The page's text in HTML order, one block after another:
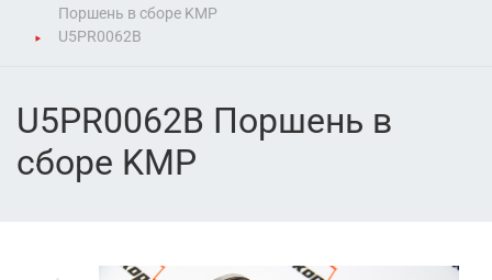
Поршень в сборе KMP
U5PR0062B
U5PR0062B Поршень в
сборе KMP